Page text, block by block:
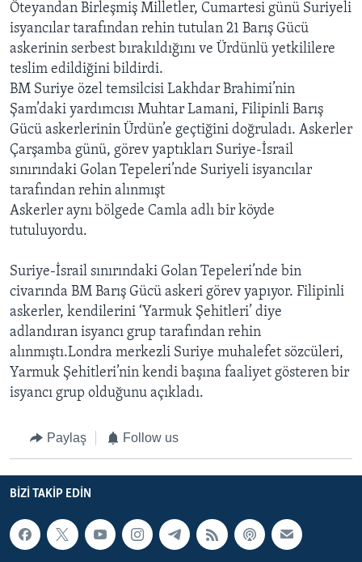
Öteyandan Birleşmiş Milletler, Cumartesi günü Suriyeli
isyancılar tarafından rehin tutulan 21 Barış Gücü
askerinin serbest bırakıldığını ve Ürdünlü yetkililere
teslim edildiğini bildirdi.
BM Suriye özel temsilcisi Lakhdar Brahimi’nin
Şam’daki yardımcısı Muhtar Lamani, Filipinli Barış
Gücü askerlerinin Ürdün’e geçtiğini doğruladı. Askerler
Çarşamba günü, görev yaptıkları Suriye-İsrail
sınırındaki Golan Tepeleri’nde Suriyeli isyancılar
tarafından rehin alınmışt
Askerler aynı bölgede Camla adlı bir köyde
tutuluyordu.
Suriye-İsrail sınırındaki Golan Tepeleri’nde bin
civarında BM Barış Gücü askeri görev yapıyor. Filipinli
askerler, kendilerini ‘Yarmuk Şehitleri’ diye
adlandıran isyancı grup tarafından rehin
alınmıştı.Londra merkezli Suriye muhalefet sözcüleri,
Yarmuk Şehitleri’nin kendi başına faaliyet gösteren bir
isyancı grup olduğunu açıkladı.
Paylaş Follow us
BIZI TAKIP EDIN